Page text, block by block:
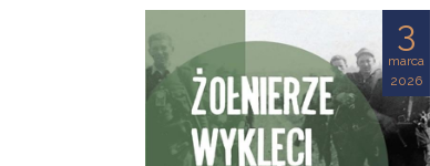
3
marca
2026